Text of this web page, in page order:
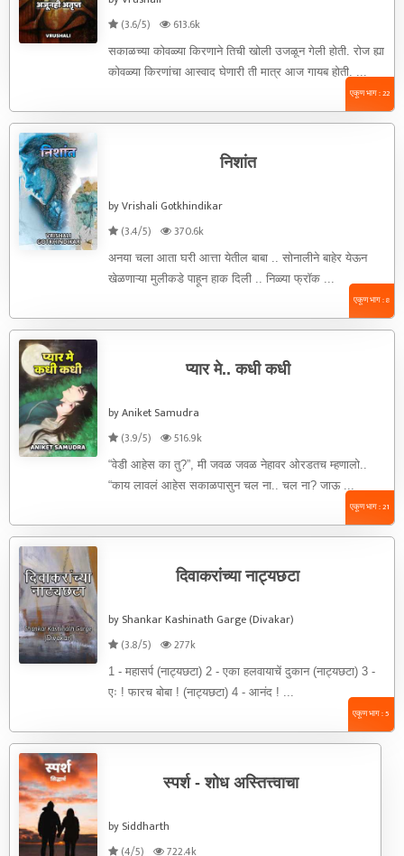
(3.6/5)
613.6k
सकाळच्या कोवळ्या किरणाने तिची खोली उजळून गेली होती. रोज ह्या
कोवळ्या किरणांचा आस्वाद घेणारी ती मात्र आज गायब होती. ...
एकूण भाग : 22
निशांत
by Vrishali Gotkhindikar
(3.4/5)
370.6k
अनया चला आता घरी आत्ता येतील बाबा .. सोनालीने बाहेर येऊन
खेळणाऱ्या मुलीकडे पाहून हाक दिली .. निळ्या फ्रॉक ...
एकूण भाग : 8
प्यार मे.. कधी कधी
by Aniket Samudra
(3.9/5)
516.9k
“वेडी आहेस का तु?”, मी जवळ जवळ नेहावर ओरडतच म्हणालो..
“काय लावलं आहेस सकाळपासुन चल ना.. चल ना? जाऊ ...
एकूण भाग : 21
दिवाकरांच्या नाट्यछटा
by Shankar Kashinath Garge (Divakar)
(3.8/5)
277k
1 - महासर्प (नाट्यछटा) 2 - एका हलवायाचें दुकान (नाट्यछटा) 3 -
एः ! फारच बोबा ! (नाट्यछटा) 4 - आनंद ! ...
एकूण भाग : 5
स्पर्श - शोध अस्तित्त्वाचा
by Siddharth
(4/5)
722.4k